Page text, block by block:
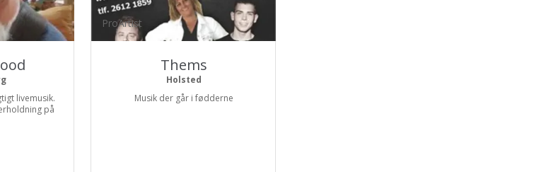
livemusik.
på
ProArtist
Thems
Holsted
Musik der går i fødderne